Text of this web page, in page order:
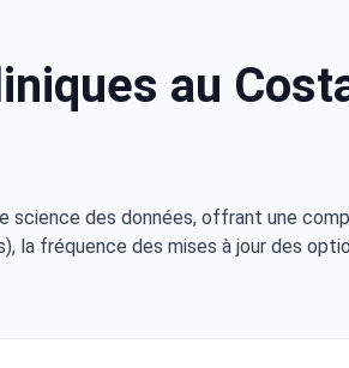
au
science des données, offrant une
la fréquence des mises à jour des